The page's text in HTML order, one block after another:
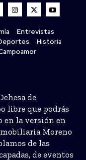
Entrevistas
Historia
de
libre que podrás
en la versión en
Moreno
de las
de eventos